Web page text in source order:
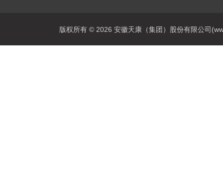
版权所有 © 2026 安徽天康（集团）股份有限公司